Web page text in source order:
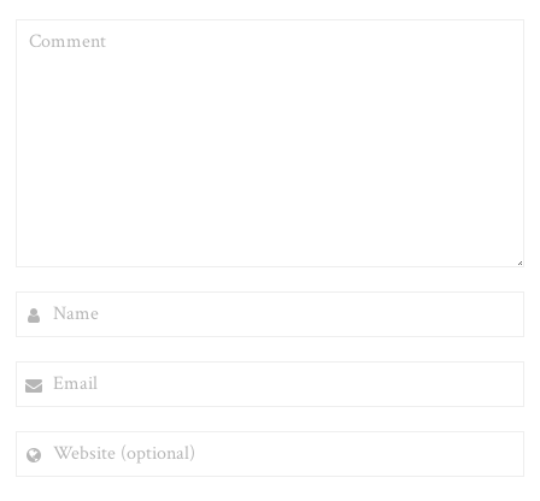
(OPTIONAL)